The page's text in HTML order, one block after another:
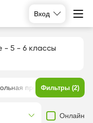
Вход
- 5 - 6 классы
программа)
Фильтры (2)
Онлайн